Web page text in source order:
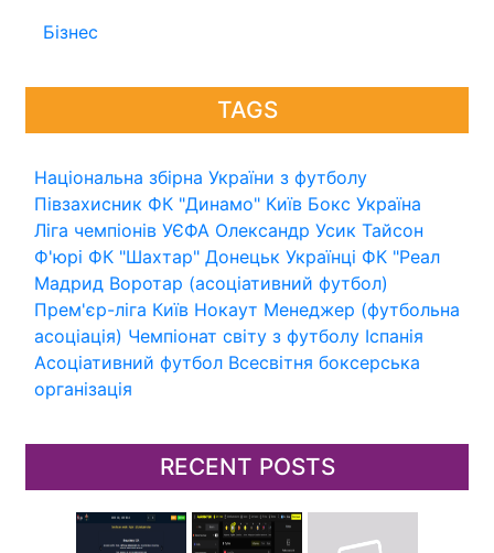
Бізнес
TAGS
Національна збірна України з футболу
Півзахисник ФК "Динамо" Київ Бокс Україна
Ліга чемпіонів УЄФА Олександр Усик Тайсон
Ф'юрі ФК "Шахтар" Донецьк Українці ФК "Реал
Мадрид Воротар (асоціативний футбол)
Прем'єр-ліга Київ Нокаут Менеджер (футбольна
асоціація) Чемпіонат світу з футболу Іспанія
Асоціативний футбол Всесвітня боксерська
організація
RECENT POSTS